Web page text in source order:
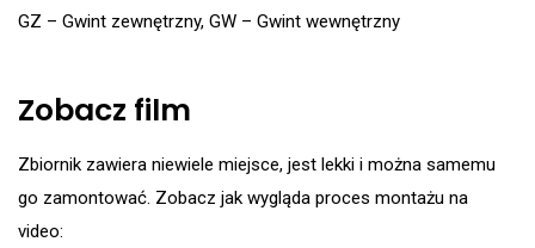
GZ – Gwint zewnętrzny, GW – Gwint wewnętrzny
Zobacz film
Zbiornik zawiera niewiele miejsce, jest lekki i można samemu
go zamontować. Zobacz jak wygląda proces montażu na
video: